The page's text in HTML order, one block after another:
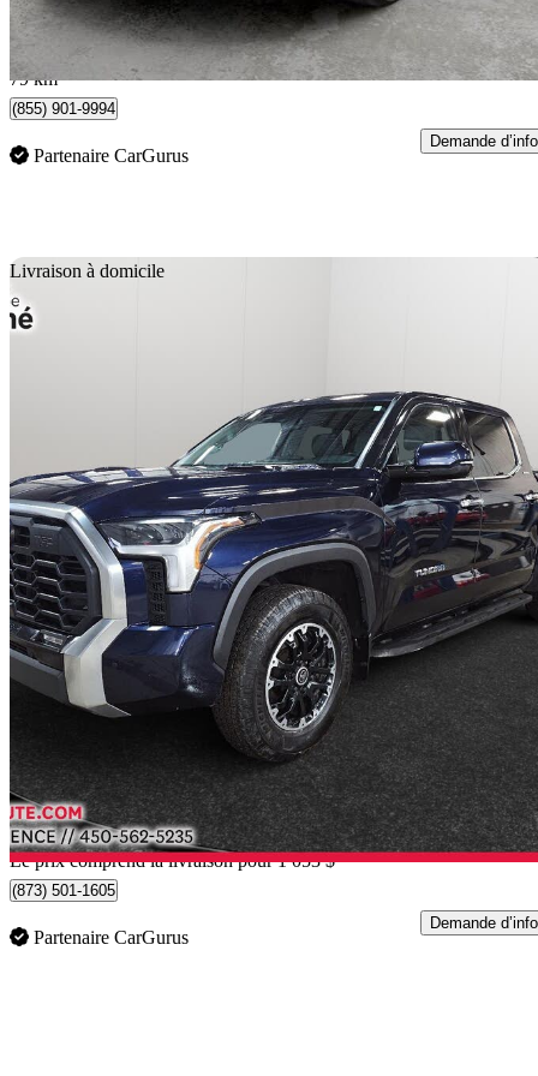
1 057 $/mois env.
Toronto, ON
79 km
(855) 901-9994
Partenaire CarGurus
Demande d’info
Livraison à domicile
2022 Toyota Tundra Hybrid
Limited HV CrewMax Cab 4WD88 456 km
Bonne
913 $/mois env.
Occasion
Livraison à domicile de Lachute, QC
Le prix comprend la livraison pour 1 053 $
(873) 501-1605
Partenaire CarGurus
Demande d’info